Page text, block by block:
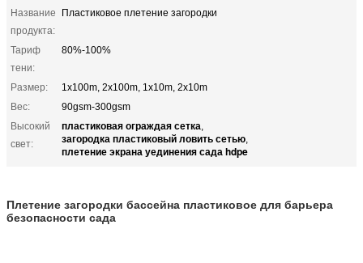
Название
продукта:
Пластиковое плетение загородки
Тариф
тени:
80%-100%
Размер:
1x100m, 2x100m, 1x10m, 2x10m
Вес:
90gsm-300gsm
Высокий
свет:
пластиковая ограждая сетка,
загородка пластиковый ловить сетью,
плетение экрана уединения сада hdpe
Плетение загородки бассейна пластиковое для барьера
безопасности сада